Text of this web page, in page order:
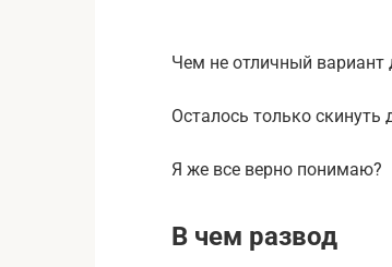
Чем не отличный вариант
Осталось только скинуть
Я же все верно понимаю?
В чем развод